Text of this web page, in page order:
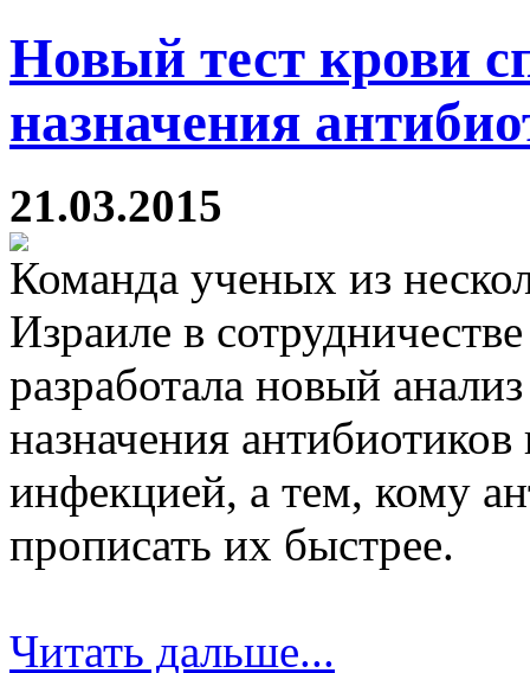
Новый тест крови
назначения
21.03.2015
Команда ученых из
Израиле в
разработала новый
назначения
инфекцией, а тем, кому
прописать их быстрее.
Читать дальше...